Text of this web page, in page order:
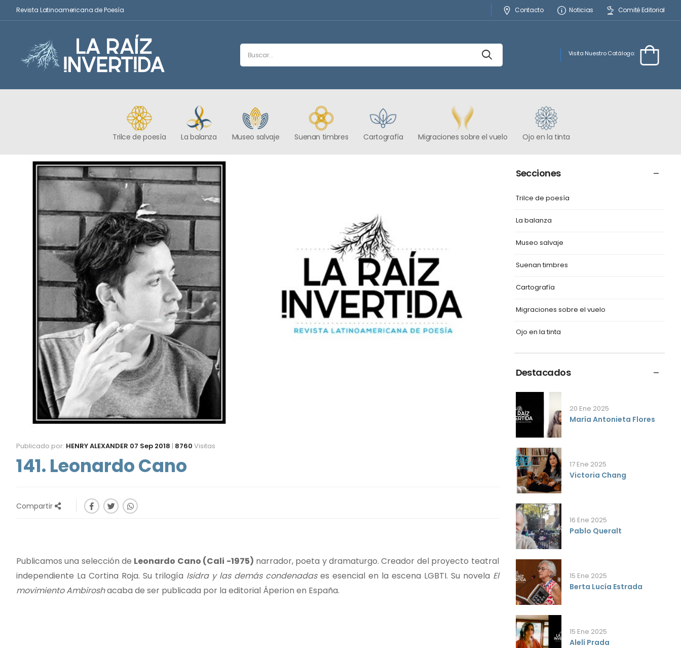
Revista Latinoamericana de Poesía Contacto Noticias Comité Editorial
Visita Nuestro Catálogo:
Trilce de poesía La balanza Museo salvaje Suenan timbres Cartografía Migraciones sobre el vuelo Ojo en la tinta
Publicado por: HENRY ALEXANDER 07 Sep 2018 | 8760 Visitas
141. Leonardo Cano
Compartir
Publicamos una selección de Leonardo Cano (Cali -1975) narrador, poeta y dramaturgo. Creador del proyecto teatral
independiente La Cortina Roja. Su trilogía Isidra y las demás condenadases esencial en la escena LGBTI. Su novela El
movimiento Ambiroshacaba de ser publicada por la editorial Áperion en España.
Secciones
Trilce de poesía
La balanza
Museo salvaje
Suenan timbres
Cartografía
Migraciones sobre el vuelo
Ojo en la tinta
Destacados
20 Ene 2025
María Antonieta Flores
17 Ene 2025
Victoria Chang
16 Ene 2025
Pablo Queralt
15 Ene 2025
Berta Lucía Estrada
15 Ene 2025
Alelí Prada